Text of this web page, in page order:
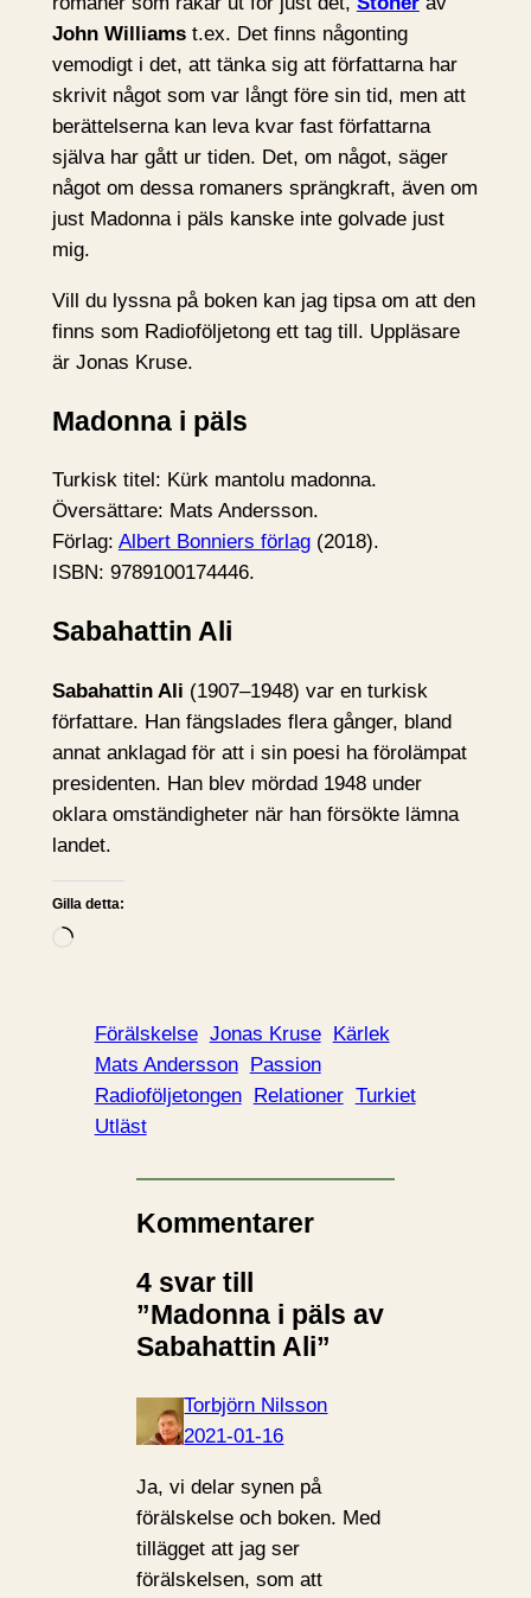
John Williamst.ex. Det finns någonting
vemodigt i det, att tänka sig att författarna har
skrivit något som var långt före sin tid, men att
berättelserna kan leva kvar fast författarna
själva har gått ur tiden. Det, om något, säger
något om dessa romaners sprängkraft, även om
just Madonna i päls kanske inte golvade just
mig.
Vill du lyssna på boken kan jag tipsa om att den
finns som Radioföljetong ett tag till. Uppläsare
är Jonas Kruse.
Madonna i päls
Turkisk titel: Kürk mantolu madonna.
Översättare: Mats Andersson.
Förlag: Albert Bonniers förlag(2018).
ISBN: 9789100174446.
Sabahattin Ali
Sabahattin Ali (1907–1948) var en turkisk
författare. Han fängslades flera gånger, bland
annat anklagad för att i sin poesi ha förolämpat
presidenten. Han blev mördad 1948 under
oklara omständigheter när han försökte lämna
landet.
Gilla detta:
L
Förälskelse Jonas Kruse Kärlek
Mats Andersson Passion
Radioföljetongen Relationer Turkiet
Utläst
Kommentarer
4 svar till
”Madonna i päls av
Sabahattin Ali”
Torbjörn Nilsson
2021-01-16
Ja, vi delar synen på
förälskelse och boken. Med
tillägget att jag ser
förälskelsen, som att